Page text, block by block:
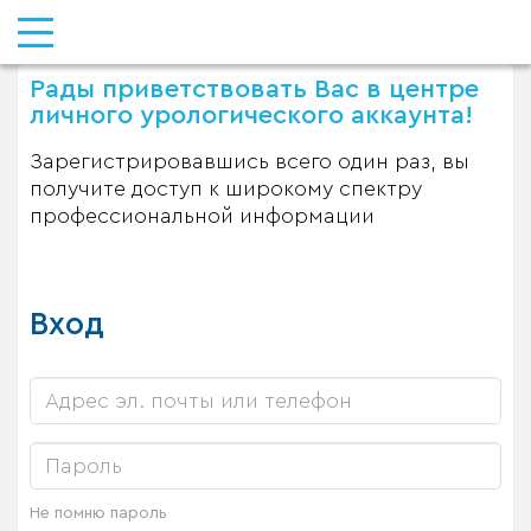
Рады приветствовать Вас в центре
личного урологического аккаунта!
Зарегистрировавшись всего один раз, вы
получите доступ к широкому спектру
профессиональной информации
Вход
Не помню пароль